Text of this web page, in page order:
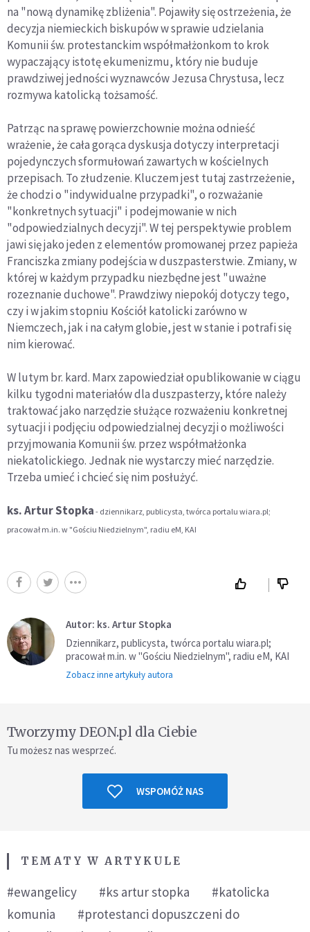
na "nową dynamikę zbliżenia". Pojawiły się ostrzeżenia, że
decyzja niemieckich biskupów w sprawie udzielania
Komunii św. protestanckim współmałżonkom to krok
wypaczający istotę ekumenizmu, który nie buduje
prawdziwej jedności wyznawców Jezusa Chrystusa, lecz
rozmywa katolicką tożsamość.
Patrząc na sprawę powierzchownie można odnieść
wrażenie, że cała gorąca dyskusja dotyczy interpretacji
pojedynczych sformułowań zawartych w kościelnych
przepisach. To złudzenie. Kluczem jest tutaj zastrzeżenie,
że chodzi o "indywidualne przypadki", o rozważanie
"konkretnych sytuacji" i podejmowanie w nich
"odpowiedzialnych decyzji". W tej perspektywie problem
jawi się jako jeden z elementów promowanej przez papieża
Franciszka zmiany podejścia w duszpasterstwie. Zmiany, w
której w każdym przypadku niezbędne jest "uważne
rozeznanie duchowe". Prawdziwy niepokój dotyczy tego,
czy i w jakim stopniu Kościół katolicki zarówno w
Niemczech, jak i na całym globie, jest w stanie i potrafi się
nim kierować.
W lutym br. kard. Marx zapowiedział opublikowanie w ciągu
kilku tygodni materiałów dla duszpasterzy, które należy
traktować jako narzędzie służące rozważeniu konkretnej
sytuacji i podjęciu odpowiedzialnej decyzji o możliwości
przyjmowania Komunii św. przez współmałżonka
niekatolickiego. Jednak nie wystarczy mieć narzędzie.
Trzeba umieć i chcieć się nim posłużyć.
ks. Artur Stopka - dziennikarz, publicysta, twórca portalu wiara.pl;
pracował m.in. w "Gościu Niedzielnym", radiu eM, KAI
Autor: ks. Artur Stopka
Dziennikarz, publicysta, twórca portalu wiara.pl;
pracował m.in. w "Gościu Niedzielnym", radiu eM, KAI
Zobacz inne artykuły autora
Tworzymy DEON.pl dla Ciebie
Tu możesz nas wesprzeć.
WSPOMÓŻ NAS
TEMATY W ARTYKULE
#ewangelicy #ks artur stopka
#katolicka
komunia
#protestanci dopuszczeni do